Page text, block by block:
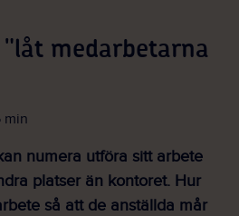
medarbetarna
min
numera utföra sitt arbete
platser än kontoret. Hur
så att de anställda mår